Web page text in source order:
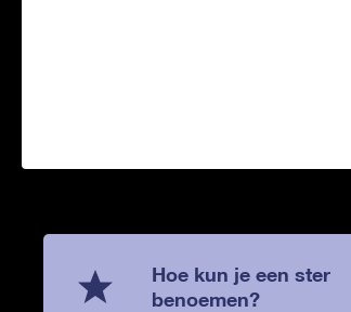
Hoe kun je een ster
benoemen?